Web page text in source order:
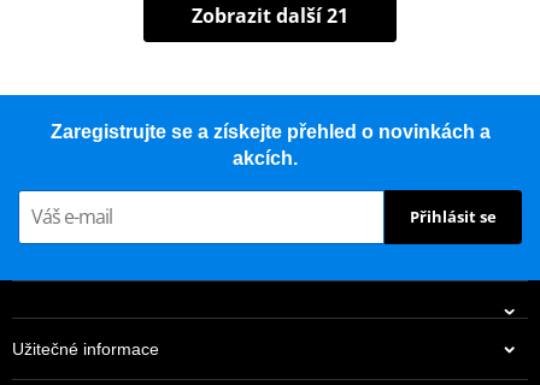
Zobrazit další 21
Zaregistrujte se a získejte přehled o novinkách a
akcích.
Přihlásit se
Užitečné informace